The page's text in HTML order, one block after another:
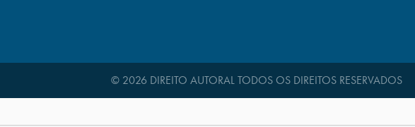
© 2026 DIREITO AUTORAL TODOS OS DIREITOS RESERVADOS